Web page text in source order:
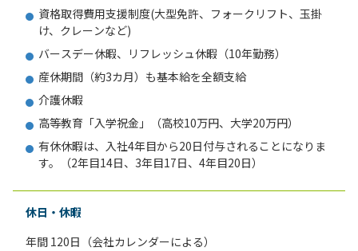
資格取得費用支援制度(大型免許、フォークリフト、玉掛
け、クレーンなど)
バースデー休暇、リフレッシュ休暇（10年勤務）
産休期間（約3カ月）も基本給を全額支給
介護休暇
高等教育「入学祝金」（高校10万円、大学20万円）
有休休暇は、入社4年目から20日付与されることになりま
す。（2年目14日、3年目17日、4年目20日）
休日・休暇
年間 120日（会社カレンダーによる）